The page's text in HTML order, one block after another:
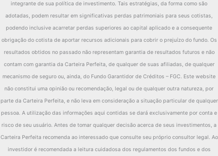
2012 IMA-B 26.31%
integrante de sua política de investimento. Tais estratégias, da forma como são
adotadas, podem resultar em significativas perdas patrimoniais para seus cotistas,
podendo inclusive acarretar perdas superiores ao capital aplicado e a consequente
obrigação do cotista de aportar recursos adicionais para cobrir o prejuízo do fundo. Os
resultados obtidos no passado não representam garantia de resultados futuros e não
contam com garantia da Carteira Perfeita, de qualquer de suas afiliadas, de qualquer
mecanismo de seguro ou, ainda, do Fundo Garantidor de Créditos – FGC. Este website
não constitui uma opinião ou recomendação, legal ou de qualquer outra natureza, por
parte da Carteira Perfeita, e não leva em consideração a situação particular de qualquer
pessoa. A utilização das informações aqui contidas se dará exclusivamente por conta e
risco de seu usuário. Antes de tomar qualquer decisão acerca de seus investimentos, a
Carteira Perfeita recomenda ao interessado que consulte seu próprio consultor legal. Ao
investidor é recomendada a leitura cuidadosa dos regulamentos dos fundos e dos